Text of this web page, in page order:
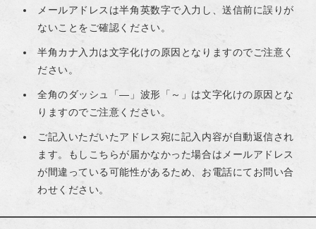
メールアドレスは半角英数字で入力し、送信前に誤りが
ないことをご確認ください。
半角カナ入力は文字化けの原因となりますのでご注意く
ださい。
全角のダッシュ「―」波形「～」は文字化けの原因とな
りますのでご注意ください。
ご記入いただいたアドレス宛に記入内容が自動返信され
ます。もしこちらが届かなかった場合はメールアドレス
が間違っている可能性があるため、お電話にてお問い合
わせください。